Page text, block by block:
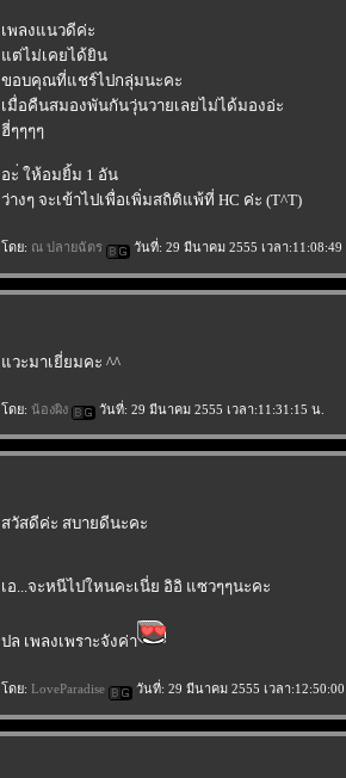
เพลงแนวดีค่ะ
ต่ไม่เคยได้ยิน
ขอบคุณที่แชร์ไปกลุ่มนะคะ
เมื่อคืนสมองพันกันวุ่นวายเลยไม่ได้มองอ่ะ
ฮี่ๆๆๆๆ
อะ่ ให้อมยิ้ม 1 อัน
ว่างๆ จะเข้าไปเพื่อเพิ่มสถิติแพ้ที่ HC ค่ะ (T^T)
ดย: ณ ปลายฉัตร วันที่: 29 มีนาคม 2555 เวลา:11:08:49
วะมาเยี่ยมคะ ^^
ดย: น้องผิง วันที่: 29 มีนาคม 2555 เวลา:11:31:15 น.
สวัสดีค่ะ สบายดีนะคะ
เอ...จะหนีไปใหนคะเนี่ย อิอิ แซวๆๆนะคะ
ปล เพลงเพราะจังค่า
ดย: LoveParadise วันที่: 29 มีนาคม 2555 เวลา:12:50:00